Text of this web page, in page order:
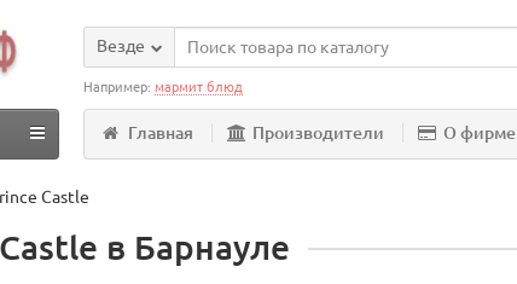
Везде
Например:мармит блюд
Главная Производители О фирме
Castle
в Барнауле